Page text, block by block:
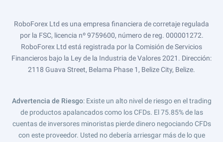
RoboForex Ltd es una empresa financiera de corretaje regulada
por la FSC, licencia nº 9759600, número de reg. 000001272.
RoboForex Ltd está registrada por la Comisión de Servicios
Financieros bajo la Ley de la Industria de Valores 2021. Dirección:
2118 Guava Street, Belama Phase 1, Belize City, Belize.
Advertencia de Riesgo: Existe un alto nivel de riesgo en el trading
de productos apalancados como los CFDs. El 75.85% de las
cuentas de inversores minoristas pierde dinero negociando CFDs
con este proveedor. Usted no debería arriesgar más de lo que